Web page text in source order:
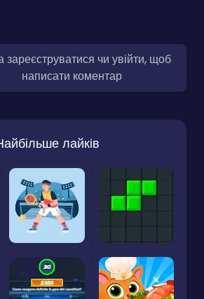
зареєструватися чи увійти, щоб
написати коментар
лайків